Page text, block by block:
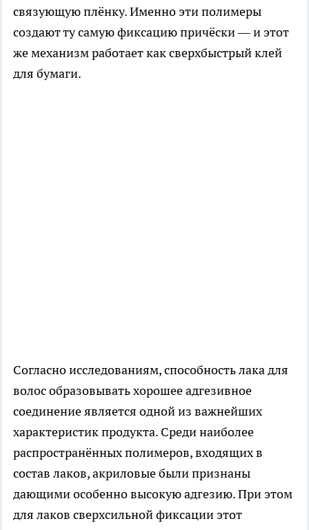
связующую плёнку. Именно эти полимеры
создают ту самую фиксацию причёски — и этот
же механизм работает как сверхбыстрый клей
для бумаги.
Согласно исследованиям, способность лака для
волос образовывать хорошее адгезивное
соединение является одной из важнейших
характеристик продукта. Среди наиболее
распространённых полимеров, входящих в
состав лаков, акриловые были признаны
дающими особенно высокую адгезию. При этом
для лаков сверхсильной фиксации этот